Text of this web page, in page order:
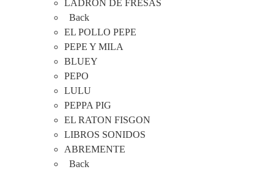
LADRON DE FRESAS
Back
EL POLLO PEPE
PEPE Y MILA
BLUEY
PEPO
LULU
PEPPA PIG
EL RATON FISGON
LIBROS SONIDOS
ABREMENTE
Back